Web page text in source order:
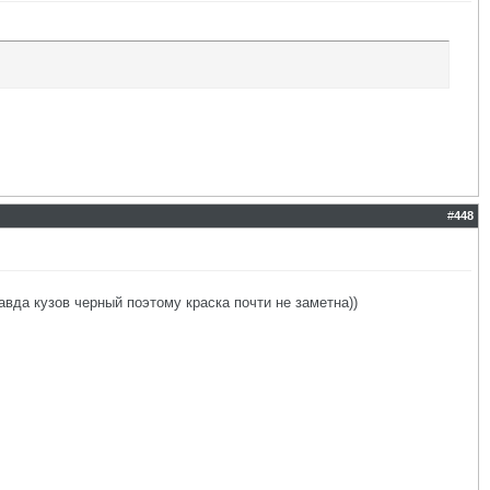
#448
кузов черный поэтому краска почти не заметна))